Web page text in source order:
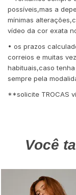
possíveis,mas a
mínimas
vídeo da cor exata
• os prazos
correios e muitas
habituais,caso
sempre pela
**solicite TROCAS
Você